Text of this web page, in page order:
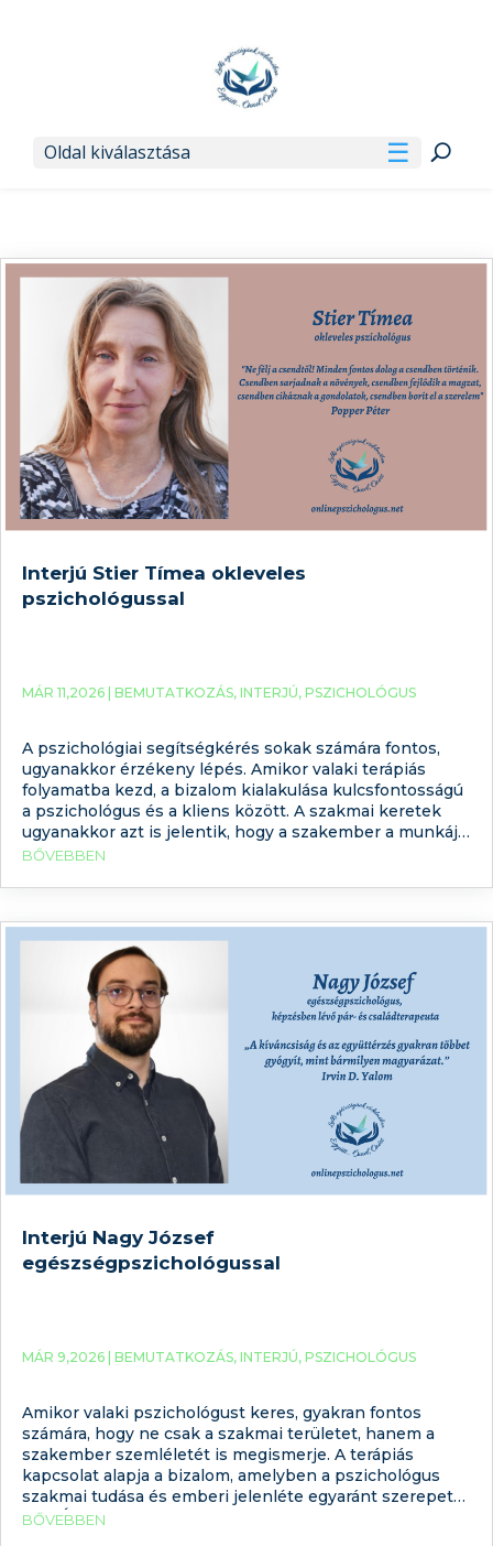
Oldal kiválasztása
Interjú Stier Tímea okleveles
pszichológussal
MÁR 11,2026 | BEMUTATKOZÁS, INTERJÚ, PSZICHOLÓGUS
A pszichológiai segítségkérés sokak számára fontos,
ugyanakkor érzékeny lépés. Amikor valaki terápiás
folyamatba kezd, a bizalom kialakulása kulcsfontosságú
a pszichológus és a kliens között. A szakmai keretek
ugyanakkor azt is jelentik, hogy a szakember a munkája
során elsősorban a kliens történetére és szükségleteire
általában csak korlátozottan oszt meg
BŐVEBBEN
Interjú Nagy József
egészségpszichológussal
MÁR 9,2026 | BEMUTATKOZÁS, INTERJÚ, PSZICHOLÓGUS
Amikor valaki pszichológust keres, gyakran fontos
számára, hogy ne csak a szakmai területet, hanem a
szakember szemléletét is megismerje. A terápiás
kapcsolat alapja a bizalom, amelyben a pszichológus
szakmai tudása és emberi jelenléte egyaránt szerepet
kap. Éppen ezért sokaknak segítséget jelenthet, ha már
BŐVEBBEN